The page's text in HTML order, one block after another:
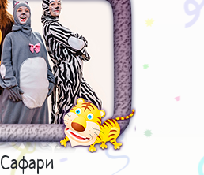
Сафари